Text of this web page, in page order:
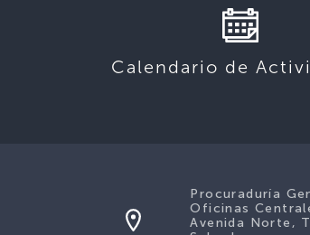
Calendario de
Procuraduría
Oficinas
Avenida Norte,